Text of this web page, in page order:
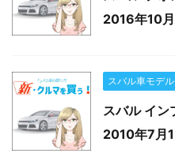
2016年10
スバル車モデ
スバル イン
2010年7月